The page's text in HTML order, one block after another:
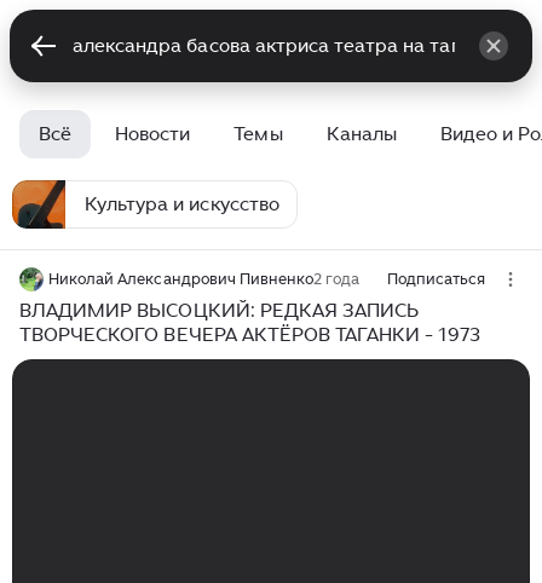
Всё Новости Темы Каналы Видео и
Культура и искусство
Николай Александрович Пивненко2 года Подписаться
ВЛАДИМИР ВЫСОЦКИЙ: РЕДКАЯ ЗАПИСЬ
ТВОРЧЕСКОГО ВЕЧЕРА АКТЁРОВ ТАГАНКИ - 1973